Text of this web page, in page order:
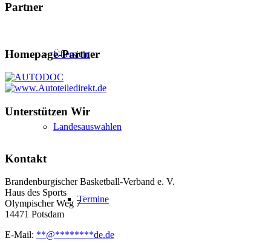
Übersicht
Landesauswahlen
Termine
Partner
Homepage-Partner
Unterstützen Wir
Kontakt
Brandenburgischer Basketball-Verband e. V.
Haus des Sports
Olympischer Weg 7
14471 Potsdam
E-Mail: **@********de.de